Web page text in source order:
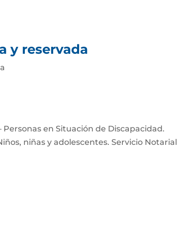
y reservada
en Situación de Discapacidad.
niñas y adolescentes. Servicio Notarial